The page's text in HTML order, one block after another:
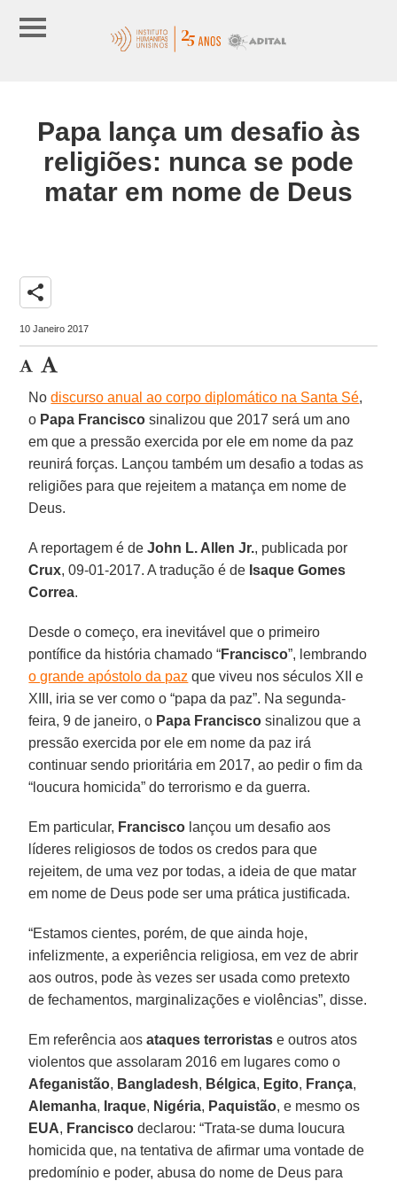
Papa lança um desafio às
religiões: nunca se pode
matar em nome de Deus
share
10 Janeiro 2017
Nodiscurso anual ao corpo diplomático na Santa Sé,
o Papa Francisco sinalizou que 2017 será um ano
em que a pressão exercida por ele em nome da paz
reunirá forças. Lançou também um desafio a todas as
religiões para que rejeitem a matança em nome de
Deus.
A reportagem é deJohn L. Allen Jr., publicada por
Crux, 09-01-2017. A tradução é de Isaque Gomes
Correa.
Desde o começo, era inevitável que o primeiro
pontífice da história chamado “Francisco”, lembrando
o grande apóstolo da paz que viveu nos séculos XII e
XIII, iria se ver como o “papa da paz”. Na segunda-
feira, 9 de janeiro, o Papa Francisco sinalizou que a
pressão exercida por ele em nome da paz irá
continuar sendo prioritária em 2017, ao pedir o fim da
“loucura homicida” do terrorismo e da guerra.
Em particular, Francisco lançou um desafio aos
líderes religiosos de todos os credos para que
rejeitem, de uma vez por todas, a ideia de que matar
em nome de Deus pode ser uma prática justificada.
“Estamos cientes, porém, de que ainda hoje,
infelizmente, a experiência religiosa, em vez de abrir
aos outros, pode às vezes ser usada como pretexto
de fechamentos, marginalizações e violências”, disse.
Em referência aosataques terroristas e outros atos
violentos que assolaram 2016 em lugares como o
Afeganistão, Bangladesh, Bélgica, Egito, França,
Alemanha, Iraque, Nigéria, Paquistão, e mesmo os
EUA, Francisco declarou: “Trata-se duma loucura
homicida que, na tentativa de afirmar uma vontade de
predomínio e poder, abusa do nome de Deus para